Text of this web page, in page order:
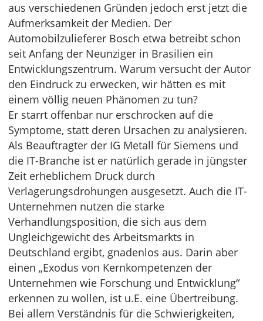
aus verschiedenen Gründen jedoch erst jetzt die
Aufmerksamkeit der Medien. Der
Automobilzulieferer Bosch etwa betreibt schon
seit Anfang der Neunziger in Brasilien ein
Entwicklungszentrum. Warum versucht der Autor
den Eindruck zu erwecken, wir hätten es mit
einem völlig neuen Phänomen zu tun?
Er starrt offenbar nur erschrocken auf die
Symptome, statt deren Ursachen zu analysieren.
Als Beauftragter der IG Metall für Siemens und
die IT-Branche ist er natürlich gerade in jüngster
Zeit erheblichem Druck durch
Verlagerungsdrohungen ausgesetzt. Auch die IT-
Unternehmen nutzen die starke
Verhandlungsposition, die sich aus dem
Ungleichgewicht des Arbeitsmarkts in
Deutschland ergibt, gnadenlos aus. Darin aber
einen „Exodus von Kernkompetenzen der
Unternehmen wie Forschung und Entwicklung“
erkennen zu wollen, ist u.E. eine Übertreibung.
Bei allem Verständnis für die Schwierigkeiten,